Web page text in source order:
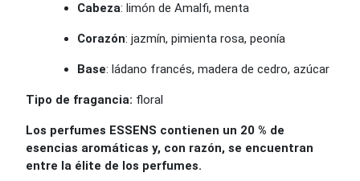
Cabeza: limón de Amalfi, menta
Corazón: jazmín, pimienta rosa, peonía
Base: ládano francés, madera de cedro, azúcar
Tipo de fragancia: floral
Los perfumes ESSENS contienen un 20 % de
esencias aromáticas y, con razón, se encuentran
entre la élite de los perfumes.